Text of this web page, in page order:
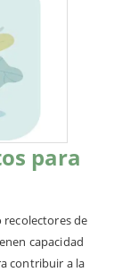
para
recolectores de
capacidad
contribuir a la